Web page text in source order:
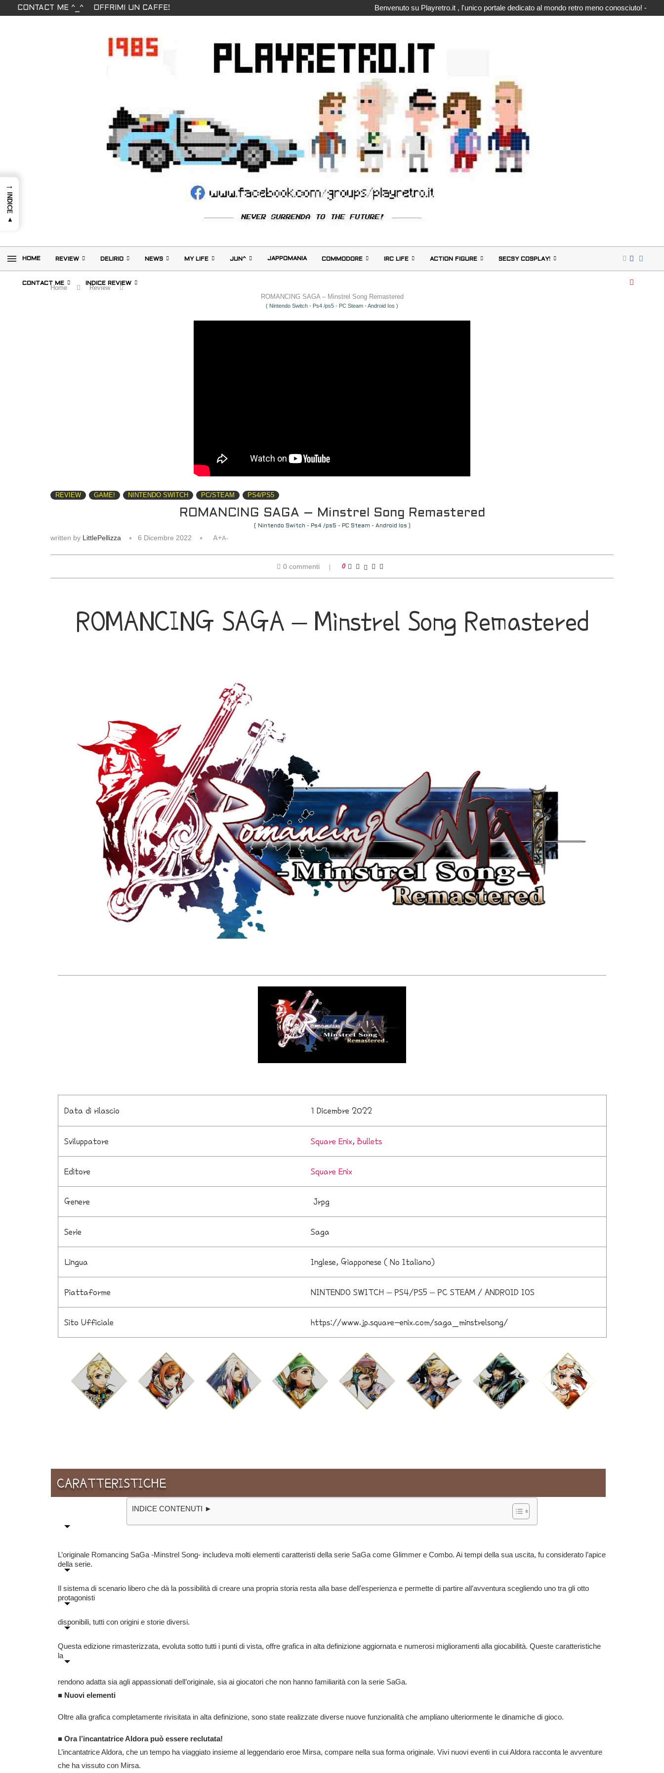
CONTACT ME ^_^ OFFRIMI UN CAFFE! Benvenuto su Playretro.it , l'unico portale dedicato al mondo retro meno conosciuto! -
HOME REVIEW DELIRIO NEWS MY LIFE JUN^ JAPPOMANIA COMMODORE IRC LIFE ACTION FIGURE SECSY COSPLAY!
CONTACT ME INDICE REVIEW
Home
Review
ROMANCING SAGA – Minstrel Song Remastered
( Nintendo Switch - Ps4 /ps5 - PC Steam - Android Ios )
REVIEW GAME! NINTENDO SWITCH PC/STEAM PS4/PS5
ROMANCING SAGA – Minstrel Song Remastered
( Nintendo Switch - Ps4 /ps5 - PC Steam - Android Ios )
written by LittlePellizza 6 Dicembre 2022 A+A-
0 commenti 0
ROMANCING SAGA – Minstrel Song Remastered
Data di rilascio 1 Dicembre 2022
Sviluppatore Square Enix, Bullets
Editore Square Enix
Genere Jrpg
Serie Saga
Lingua Inglese, Giapponese ( No Italiano)
Piattaforme NINTENDO SWITCH – PS4/PS5 – PC STEAM / ANDROID IOS
Sito Ufficiale https://www.jp.square-enix.com/saga_minstrelsong/
CARATTERISTICHE
INDICE CONTENUTI ►
L’originale Romancing SaGa -Minstrel Song- includeva molti elementi caratteristi della serie SaGa come Glimmer e Combo. Ai tempi della sua uscita, fu considerato l’apice
della serie.
Il sistema di scenario libero che dà la possibilità di creare una propria storia resta alla base dell’esperienza e permette di partire all’avventura scegliendo uno tra gli otto
protagonisti
disponibili, tutti con origini e storie diversi.
Questa edizione rimasterizzata, evoluta sotto tutti i punti di vista, offre grafica in alta definizione aggiornata e numerosi miglioramenti alla giocabilità. Queste caratteristiche
la
rendono adatta sia agli appassionati dell’originale, sia ai giocatori che non hanno familiarità con la serie SaGa.
■ Nuovi elementi
Oltre alla grafica completamente rivisitata in alta definizione, sono state realizzate diverse nuove funzionalità che ampliano ulteriormente le dinamiche di gioco.
■ Ora l’incantatrice Aldora può essere reclutata!
L’incantatrice Aldora, che un tempo ha viaggiato insieme al leggendario eroe Mirsa, compare nella sua forma originale. Vivi nuovi eventi in cui Aldora racconta le avventure
che ha vissuto con Mirsa.
→
INDICE ▲